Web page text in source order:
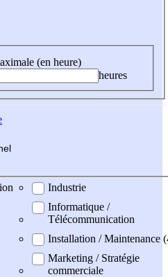
(en heure)
heures
Industrie
Informatique /
Télécommunication
Installation / Maintenance
Marketing / Stratégie
commerciale